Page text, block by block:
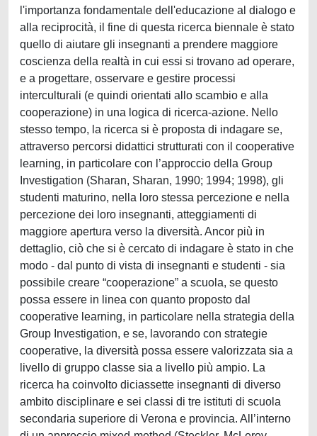
l'importanza fondamentale dell'educazione al dialogo e
alla reciprocità, il fine di questa ricerca biennale è stato
quello di aiutare gli insegnanti a prendere maggiore
coscienza della realtà in cui essi si trovano ad operare,
e a progettare, osservare e gestire processi
interculturali (e quindi orientati allo scambio e alla
cooperazione) in una logica di ricerca-azione. Nello
stesso tempo, la ricerca si è proposta di indagare se,
attraverso percorsi didattici strutturati con il cooperative
learning, in particolare con l’approccio della Group
Investigation (Sharan, Sharan, 1990; 1994; 1998), gli
studenti maturino, nella loro stessa percezione e nella
percezione dei loro insegnanti, atteggiamenti di
maggiore apertura verso la diversità. Ancor più in
dettaglio, ciò che si è cercato di indagare è stato in che
modo - dal punto di vista di insegnanti e studenti - sia
possibile creare “cooperazione” a scuola, se questo
possa essere in linea con quanto proposto dal
cooperative learning, in particolare nella strategia della
Group Investigation, e se, lavorando con strategie
cooperative, la diversità possa essere valorizzata sia a
livello di gruppo classe sia a livello più ampio. La
ricerca ha coinvolto diciassette insegnanti di diverso
ambito disciplinare e sei classi di tre istituti di scuola
secondaria superiore di Verona e provincia. All’interno